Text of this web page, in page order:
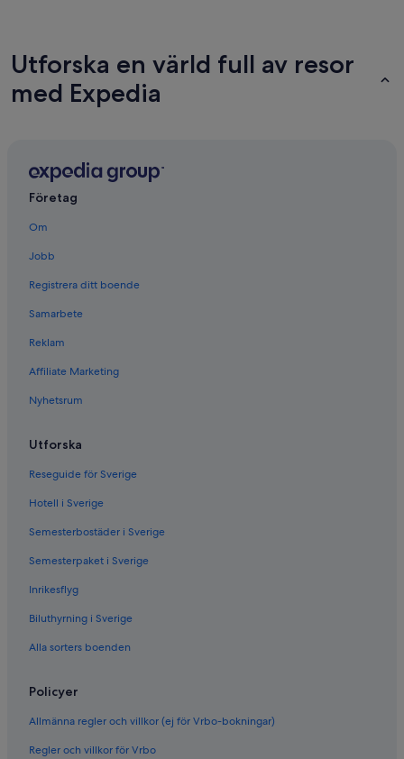
Utforska en värld full av resor
med Expedia
Företag
Om
Jobb
Registrera ditt boende
Samarbete
Reklam
Affiliate Marketing
Nyhetsrum
Utforska
Reseguide för Sverige
Hotell i Sverige
Semesterbostäder i Sverige
Semesterpaket i Sverige
Inrikesflyg
Biluthyrning i Sverige
Alla sorters boenden
Policyer
Allmänna regler och villkor (ej för Vrbo-bokningar)
Regler och villkor för Vrbo